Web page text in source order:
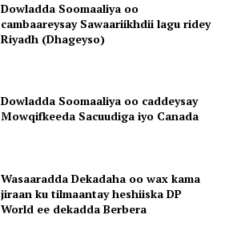
Dowladda Soomaaliya oo
cambaareysay Sawaariikhdii lagu ridey
Riyadh (Dhageyso)
Dowladda Soomaaliya oo caddeysay
Mowqifkeeda Sacuudiga iyo Canada
Wasaaradda Dekadaha oo wax kama
jiraan ku tilmaantay heshiiska DP
World ee dekadda Berbera